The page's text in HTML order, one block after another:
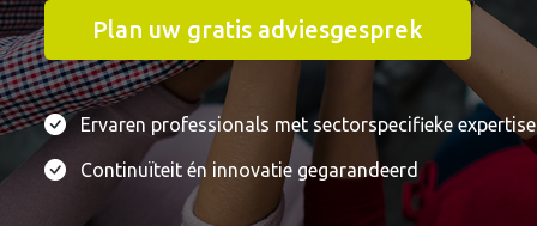
Plan uw gratis adviesgesprek
Ervaren professionals met sectorspecifieke expertise
Continuïteit én innovatie gegarandeerd